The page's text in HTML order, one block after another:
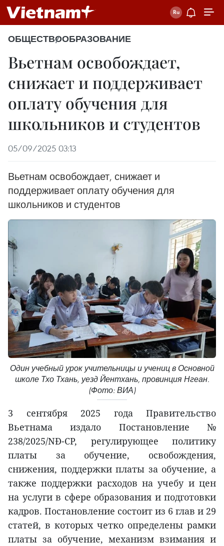
ОБЩЕСТВООБРАЗОВАНИЕ
Вьетнам освобождает,
снижает и поддерживает
оплату обучения для
школьников и студентов
05/09/2025 03:13
Вьетнам освобождает, снижает и
поддерживает оплату обучения для
школьников и студентов
Один учебный урок учительницы и учениц в Основной
школе Тхо Тхань, уезд Йентхань, провинция Нгеан.
(Фото: ВИА)
3 сентября 2025 года Правительство
Вьетнама издало Постановление №
238/2025/NĐ-CP, регулирующее политику
платы за обучение, освобождения,
снижения, поддержки платы за обучение, а
также поддержки расходов на учебу и цен
на услуги в сфере образования и подготовки
кадров. Постановление состоит из 6 глав и 29
статей, в которых четко определены рамки
платы за обучение, механизм взимания и